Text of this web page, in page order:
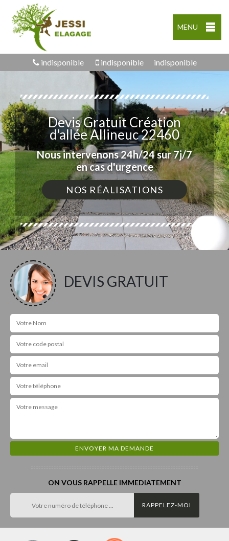
MENU
indisponible indisponible indisponible
Devis Gratuit Création
d'allée Allineuc 22460
Nous intervenons 24h/24 sur 7j/7
en cas d'urgence
NOS RÉALISATIONS
DEVIS GRATUIT
ON VOUS RAPPELLE IMMEDIATEMENT